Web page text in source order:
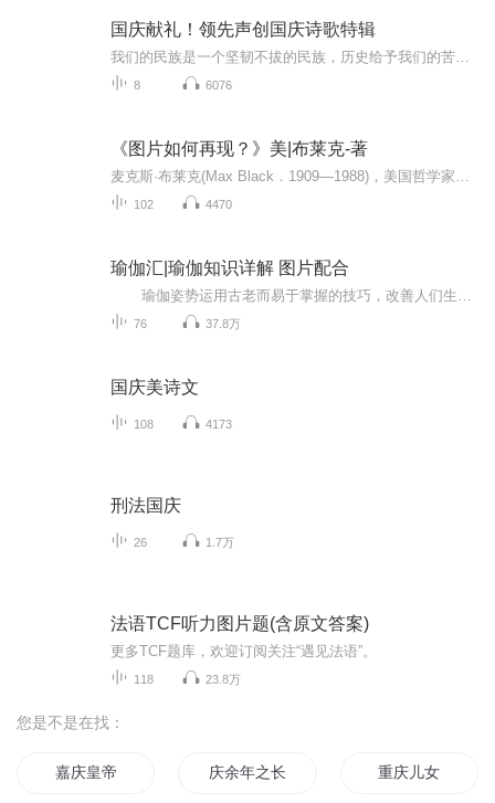
国庆献礼！领先声创国庆诗歌特辑
8 6076
《图片如何再现？》美|布莱克-著
102 4470
瑜伽汇|瑜伽知识详解 图片配合
76 37.8万
国庆美诗文
108 4173
刑法国庆
26 1.7万
法语TCF听力图片题(含原文答案)
更多TCF题库，欢迎订阅关注“遇见法语”。
118 23.8万
您是不是在找：
嘉庆皇帝 庆余年之长歌行 重庆儿女